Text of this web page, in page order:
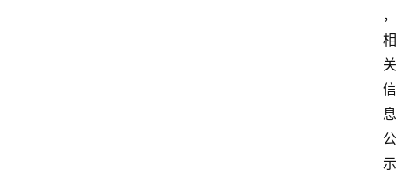
，
相
关
信
息
公
示